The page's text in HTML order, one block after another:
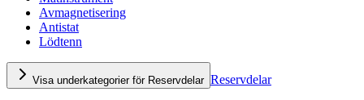
Avmagnetisering
Antistat
Lödtenn
Visa underkategorier för Reservdelar Reservdelar